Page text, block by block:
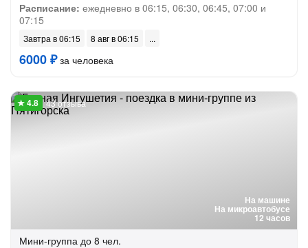
Расписание: ежедневно в 06:15, 06:30, 06:45, 07:00 и
07:15
Завтра в 06:15 8 авг в 06:15
6000 ₽за человека
На машине
На микроавтобусе
12 часов
43 отзыва
Мини-группа до 8 чел.